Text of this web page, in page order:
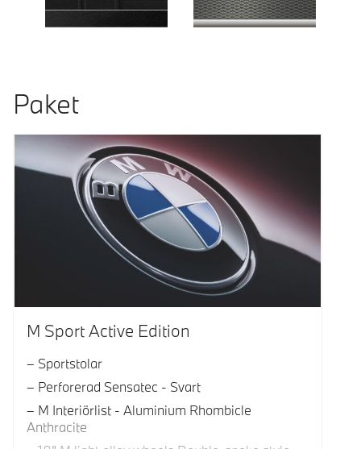
Paket
M Sport Active Edition
Sportstolar
Perforerad Sensatec - Svart
M Interiörlist - Aluminium Rhombicle
Anthracite